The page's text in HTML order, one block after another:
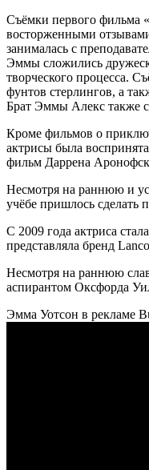
Съёмки первого фильма
восторженными
занималась с
Эммы сложились
творческого процесса.
фунтов стерлингов, а
Брат Эммы Алекс также
Кроме фильмов о
актрисы была
фильм Даррена
Несмотря на раннюю и
учёбе пришлось сделать
С 2009 года актриса
представляла бренд
Несмотря на раннюю
аспирантом Оксфорда
Эмма Уотсон в рекламе